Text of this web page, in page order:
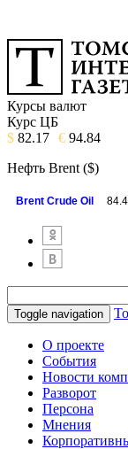
Курсы валют
Курс ЦБ
$ 82.17 € 94.84
Нефть Brent ($)
Brent Crude Oil
Toggle navigation
О проекте
События
Новости
Разворот
Персона
Мнения